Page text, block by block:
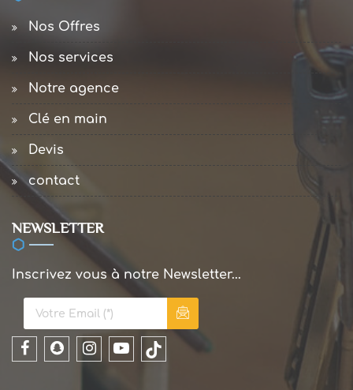
Nos Offres
Nos services
Notre agence
Clé en main
Devis
contact
NEWSLETTER
Inscrivez vous à notre Newsletter...